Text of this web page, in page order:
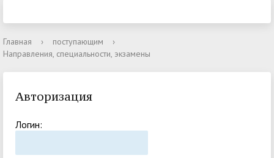
Главная › поступающим
›
Направления, специальности, экзамены
Авторизация
Логин: